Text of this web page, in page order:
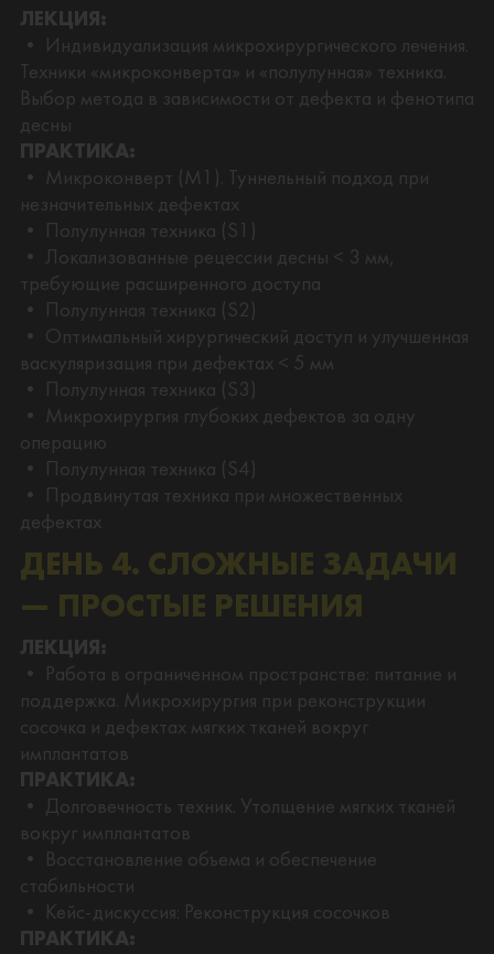
ЛЕКЦИЯ:
• Индивидуализация микрохирургического лечения.
Техники «микроконверта» и «полулунная» техника.
Выбор метода в зависимости от дефекта и фенотипа
десны
ПРАКТИКА:
• Микроконверт (M1). Туннельный подход при
незначительных дефектах
• Полулунная техника (S1)
• Локализованные рецессии десны < 3 мм,
требующие расширенного доступа
• Полулунная техника (S2)
• Оптимальный хирургический доступ и улучшенная
васкуляризация при дефектах < 5 мм
• Полулунная техника (S3)
• Микрохирургия глубоких дефектов за одну
операцию
• Полулунная техника (S4)
• Продвинутая техника при множественных
дефектах
ДЕНЬ 4. СЛОЖНЫЕ ЗАДАЧИ
— ПРОСТЫЕ РЕШЕНИЯ
ЛЕКЦИЯ:
• Работа в ограниченном пространстве: питание и
поддержка. Микрохирургия при реконструкции
сосочка и дефектах мягких тканей вокруг
имплантатов
ПРАКТИКА:
• Долговечность техник. Утолщение мягких тканей
вокруг имплантатов
• Восстановление объема и обеспечение
стабильности
• Кейс-дискуссия: Реконструкция сосочков
ПРАКТИКА: